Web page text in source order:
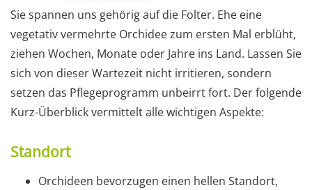
Sie spannen uns gehörig auf die Folter. Ehe eine
vegetativ vermehrte Orchidee zum ersten Mal erblüht,
ziehen Wochen, Monate oder Jahre ins Land. Lassen Sie
sich von dieser Wartezeit nicht irritieren, sondern
setzen das Pflegeprogramm unbeirrt fort. Der folgende
Kurz-Überblick vermittelt alle wichtigen Aspekte:
Standort
Orchideen bevorzugen einen hellen Standort,